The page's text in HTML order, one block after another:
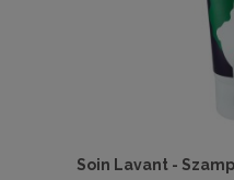
Soin Lavant -